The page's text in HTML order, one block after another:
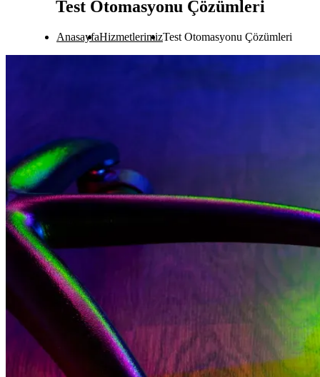
Test Otomasyonu Çözümleri
AnasayfaHizmetlerimizTest Otomasyonu Çözümleri